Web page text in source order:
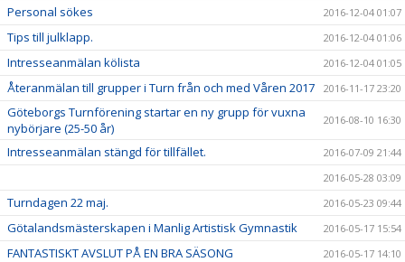
Personal sökes 2016-12-04 01:07
Tips till julklapp. 2016-12-04 01:06
Intresseanmälan kölista 2016-12-04 01:05
Återanmälan till grupper i Turn från och med Våren 2017 2016-11-17 23:20
Göteborgs Turnförening startar en ny grupp för vuxna
nybörjare (25-50 år)
2016-08-10 16:30
Intresseanmälan stängd för tillfället.
2016-07-09 21:44
2016-05-28 03:09
Turndagen 22 maj. 2016-05-23 09:44
Götalandsmästerskapen i Manlig Artistisk Gymnastik 2016-05-17 15:54
FANTASTISKT AVSLUT PÅ EN BRA SÄSONG 2016-05-17 14:10